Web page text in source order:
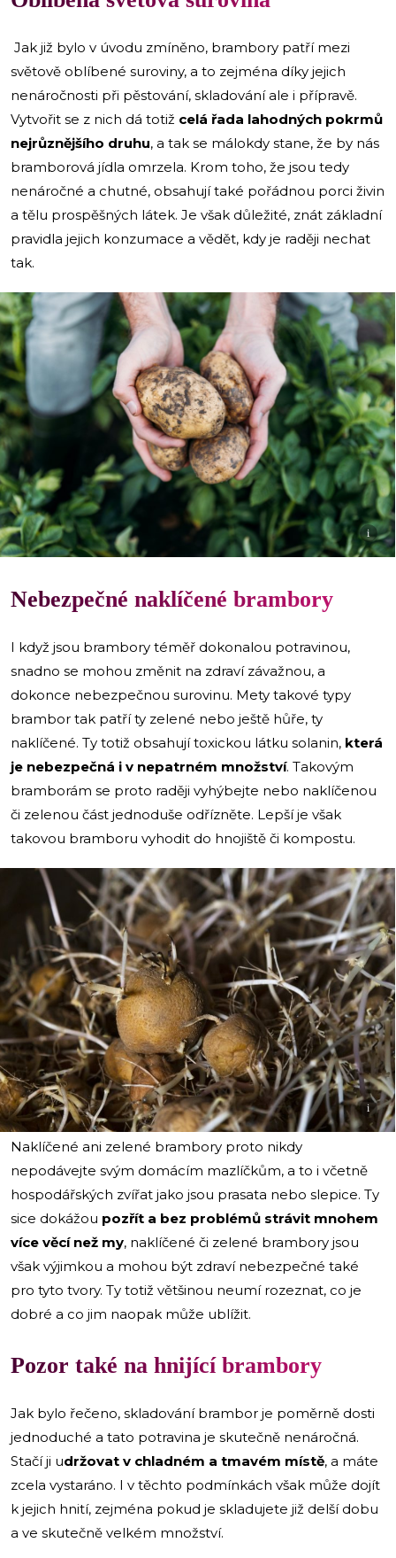
Jak již bylo v úvodu zmíněno, brambory patří mezi
světově oblíbené suroviny, a to zejména díky jejich
nenáročnosti při pěstování, skladování ale i přípravě.
Vytvořit se z nich dá totiž celá řada lahodných pokrmů
nejrůznějšího druhu, a tak se málokdy stane, že by nás
bramborová jídla omrzela. Krom toho, že jsou tedy
nenáročné a chutné, obsahují také pořádnou porci živin
a tělu prospěšných látek. Je však důležité, znát základní
pravidla jejich konzumace a vědět, kdy je raději nechat
tak.
i
Nebezpečné naklíčené brambory
I když jsou brambory téměř dokonalou potravinou,
snadno se mohou změnit na zdraví závažnou, a
dokonce nebezpečnou surovinu. Mety takové typy
brambor tak patří ty zelené nebo ještě hůře, ty
naklíčené. Ty totiž obsahují toxickou látku solanin, která
je nebezpečná i v nepatrném množství. Takovým
bramborám se proto raději vyhýbejte nebo naklíčenou
či zelenou část jednoduše odřízněte. Lepší je však
takovou bramboru vyhodit do hnojiště či kompostu.
i
Naklíčené ani zelené brambory proto nikdy
nepodávejte svým domácím mazlíčkům, a to i včetně
hospodářských zvířat jako jsou prasata nebo slepice. Ty
sice dokážou pozřít a bez problémů strávit mnohem
více věcí než my, naklíčené či zelené brambory jsou
však výjimkou a mohou být zdraví nebezpečné také
pro tyto tvory. Ty totiž většinou neumí rozeznat, co je
dobré a co jim naopak může ublížit.
Pozor také na hnijící brambory
Jak bylo řečeno, skladování brambor je poměrně dosti
jednoduché a tato potravina je skutečně nenáročná.
Stačí ji udržovat v chladném a tmavém místě, a máte
zcela vystaráno. I v těchto podmínkách však může dojít
k jejich hnití, zejména pokud je skladujete již delší dobu
a ve skutečně velkém množství.